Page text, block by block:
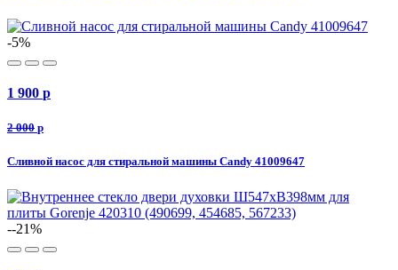
-5%
1 900 p
2 000 p
Сливной насос для стиральной машины Candy 41009647
--21%